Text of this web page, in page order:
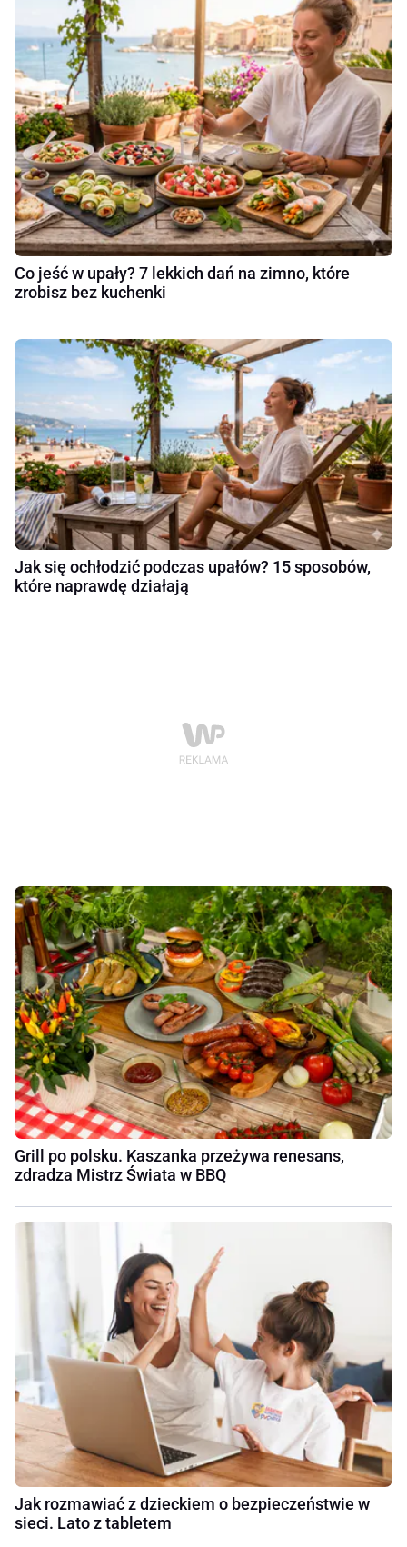
Co jeść w upały? 7 lekkich dań na zimno, które
zrobisz bez kuchenki
Jak się ochłodzić podczas upałów? 15 sposobów,
które naprawdę działają
Grill po polsku. Kaszanka przeżywa renesans,
zdradza Mistrz Świata w BBQ
Jak rozmawiać z dzieckiem o bezpieczeństwie w
sieci. Lato z tabletem